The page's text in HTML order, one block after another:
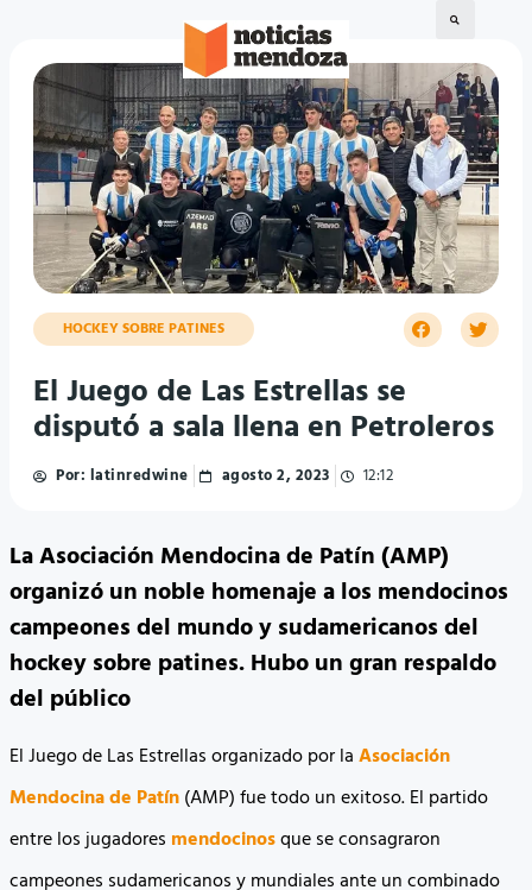
HOCKEY SOBRE PATINES
El Juego de Las Estrellas se
disputó a sala llena en Petroleros
Por: latinredwine agosto 2, 2023 12:12
La Asociación Mendocina de Patín (AMP)
organizó un noble homenaje a los mendocinos
campeones del mundo y sudamericanos del
hockey sobre patines. Hubo un gran respaldo
del público
El Juego de Las Estrellas organizado por laAsociación
Mendocina de Patín(AMP) fue todo un exitoso. El partido
entre los jugadores mendocinosque se consagraron
campeones sudamericanos y mundiales ante un combinado